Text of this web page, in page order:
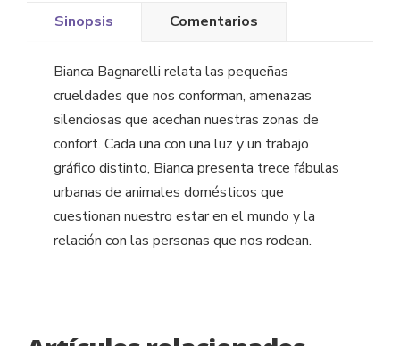
Sinopsis Comentarios
Bianca Bagnarelli relata las pequeñas
crueldades que nos conforman, amenazas
silenciosas que acechan nuestras zonas de
confort. Cada una con una luz y un trabajo
gráfico distinto, Bianca presenta trece fábulas
urbanas de animales domésticos que
cuestionan nuestro estar en el mundo y la
relación con las personas que nos rodean.